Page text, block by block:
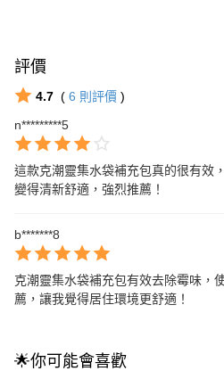
評價
4.7 ( 6 則評價 )
n*********5
這款克潮靈集水袋補充包真的很有效
變得清新舒適，強烈推薦！
b*******8
克潮靈集水袋補充包有效去除霉味，
薦，讓我覺得居住環境更舒適！
🌟你可能會喜歡